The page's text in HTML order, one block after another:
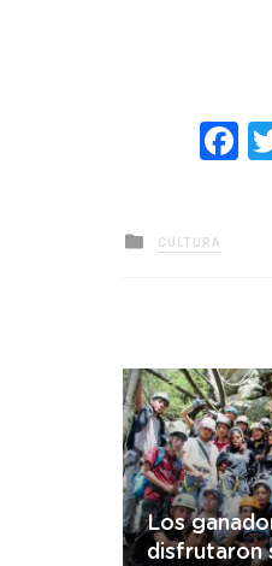
Posted
in
CULTURA
Los
disfrutaron